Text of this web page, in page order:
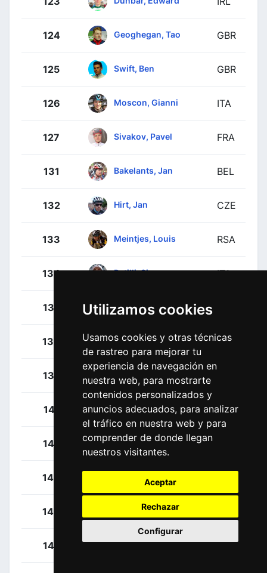
Utilizamos cookies
Usamos cookies y otras técnicas
de rastreo para mejorar tu
experiencia de navegación en
nuestra web, para mostrarte
contenidos personalizados y
anuncios adecuados, para analizar
el tráfico en nuestra web y para
comprender de donde llegan
nuestros visitantes.
Aceptar
Rechazar
Configurar
124 Geoghegan, Tao GBR
125 Swift, Ben GBR
126 Moscon, Gianni ITA
127 Sivakov, Pavel FRA
131 Bakelants, Jan BEL
132 Hirt, Jan CZE
133 Meintjes, Louis RSA
134 Petilli, Simone ITA
135 Rota, Lorenzo
136 Taaramäe, Rein EST
137 Eiking, Odd Christian
141 Martin, Daniel IRL
142 Froome, Christopher
143 Goldshtein, Omer
144 Hermans, Ben
145 Hollenstein, Reto SUI